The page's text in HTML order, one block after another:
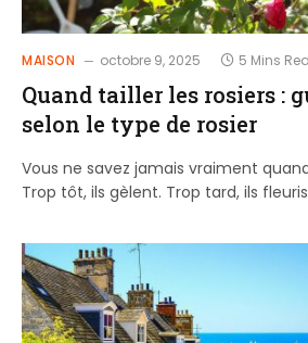
MAISON octobre 9, 2025 5 Mins
Quand tailler les rosiers :
selon le type de rosier
Vous ne savez jamais vraiment
Trop tôt, ils gèlent. Trop tard, ils